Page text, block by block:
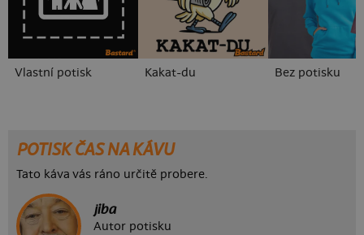
Vlastní potisk Kakat-du Bez potisku
POTISK ČAS NA KÁVU
Tato káva vás ráno určitě probere.
jiba
Autor potisku